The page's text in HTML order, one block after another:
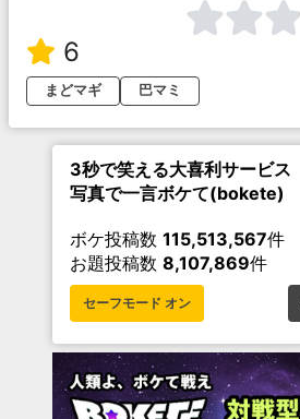
6
まどマギ
巴マミ
3秒で笑える大喜利サービス
写真で一言ボケて(bokete)
ボケ投稿数 115,513,567件
お題投稿数 8,107,869件
セーフモード オン